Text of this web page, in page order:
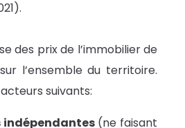
des prix de l’immobilier de
l’ensemble du territoire.
suivants:
indépendantes(ne faisant